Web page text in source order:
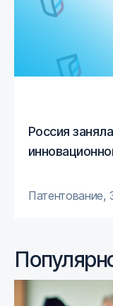
Россия
Патентование,